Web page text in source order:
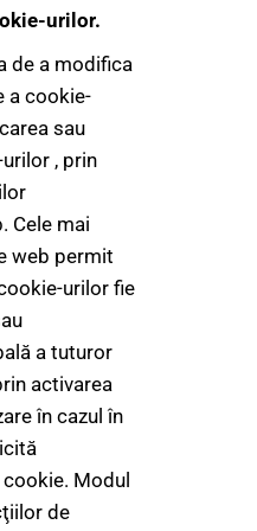
urilor.
de a modifica
a cookie-
sau
, prin
Cele mai
web permit
urilor fie
a tuturor
activarea
în cazul în
Modul
de